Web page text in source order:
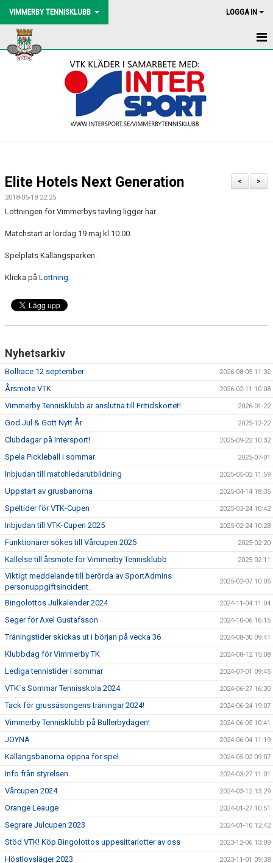
VIMMERBY TENNISKLUBB LOGGA IN
HEM
UTEBANORNA
KALENDER
>
<
Elite Hotels Next Generation
2018-05-18 22:25
Lottningen för Vimmerbys tävling ligger här.
Matchstart är lördag 19 maj kl 10.00.
Spelplats Källängsparken.
Klicka på Lottning.
Nyhetsarkiv
Bollrace 12 september 2026-08-05 11:32
Årsmöte VTK 2026-02-11 10:08
Vimmerby Tennisklubb är anslutna till Fritidskortet! 2026-01-22
God Jul & Gott Nytt År 2025-12-22
Clubdagar på Intersport! 2025-09-22 10:32
Spela Pickleball i sommar 2025-07-01
Inbjudan till matchledarutbildning 2025-05-02 11:59
Uppstart av grusbanorna 2025-04-14 18:35
Speltider för VTK-Cupen 2025-03-24 10:42
Inbjudan till VTK-Cupen 2025 2025-02-24 10:28
Funktionärer sökes till Vårcupen 2025 2025-02-20
Kallelse till årsmöte för Vimmerby Tennisklubb 2025-02-11
Viktigt meddelande till berörda av SportAdmins
personuppgiftsincident.
2025-02-07 10:05
Bingolottos Julkalender 2024 2024-11-04 11:04
Seger för Axel Gustafsson 2024-10-06 16:15
Träningstider skickas ut i början på vecka 36 2024-08-30 09:41
Klubbdag för Vimmerby TK 2024-08-12 15:08
Lediga tennistider i sommar 2024-07-01 09:45
VTK´s Sommar Tennisskola 2024 2024-06-27 16:30
Tack för grussäsongens träningar 2024! 2024-06-24 19:07
Vimmerby Tennisklubb på Bullerbydagen! 2024-06-05 10:41
JOYNA 2024-06-04 11:19
Källängsbanorna öppna för spel 2024-05-02 09:07
Info från styrelsen 2024-03-27 11:01
Vårcupen 2024 2024-03-12 13:29
Orange Leauge 2024-01-27 10:51
Segrare Julcupen 2023 2024-01-10 12:42
Stöd VTK! Köp Bingolottos uppesittarlotter av oss 2023-12-06 13:09
Höstlovsläger 2023 2023-11-01 09:38